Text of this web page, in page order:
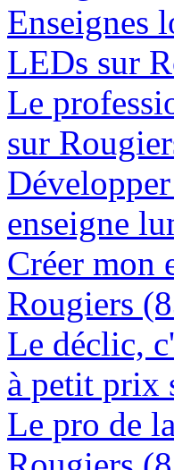
Enseignes
LEDs sur
Le
sur
enseigne
Créer mon
Rougiers
Le déclic,
à petit prix
Le pro de